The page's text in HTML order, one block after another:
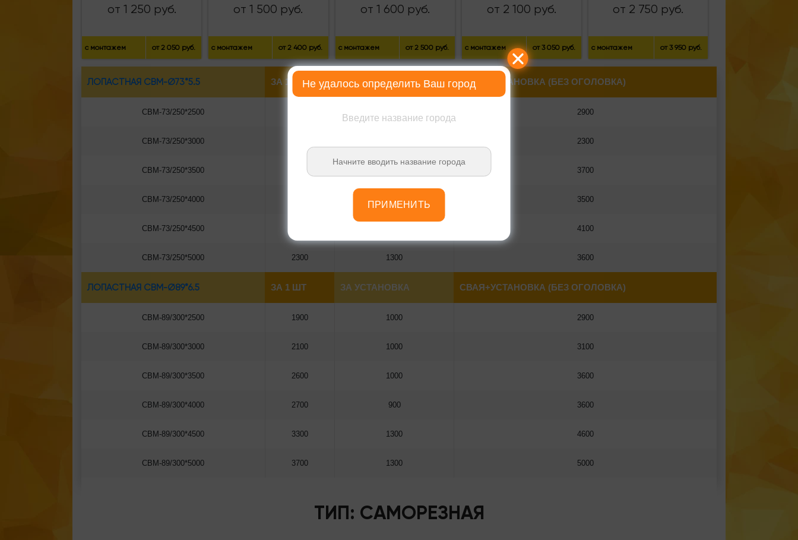
от 1 250 руб.
с монтажем от 2 050 руб.
от 1 500 руб.
с монтажем от 2 400 руб.
от 1 600 руб.
с монтажем от 2 500 руб.
от 2 100 руб.
с монтажем от 3 050 руб.
от 2 750 руб.
с монтажем от 3 950 руб.
ЛОПАСТНАЯ СВМ-Ø73*5.5 ЗА 1 ШТ ЗА МОНТАЖ СВАЯ+УСТАНОВКА (БЕЗ ОГОЛОВКА)
СВМ-73/250*2500 2900
СВМ-73/250*3000 2300
СВМ-73/250*3500 2300 3700
СВМ-73/250*4000 1200 3500
СВМ-73/250*4500 4100
СВМ-73/250*5000 2300 1300 3600
ЛОПАСТНАЯ СВМ-Ø89*6.5 ЗА 1 ШТ ЗА УСТАНОВКА СВАЯ+УСТАНОВКА (БЕЗ ОГОЛОВКА)
СВМ-89/300*2500 1900 1000 2900
СВМ-89/300*3000 2100 1000 3100
СВМ-89/300*3500 2600 1000 3600
СВМ-89/300*4000 2700 900 3600
СВМ-89/300*4500 3300 1300 4600
СВМ-89/300*5000 3700 1300 5000
ТИП: САМОРЕЗНАЯ
Не удалось определить Ваш город
Введите название города
ПРИМЕНИТЬ